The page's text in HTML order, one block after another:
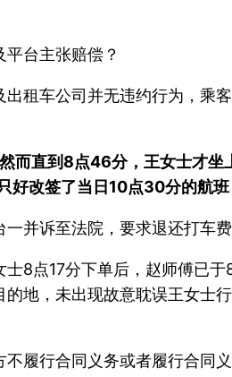
台主张赔偿？
租车公司并无违约行为，乘
直到8点46分，王女士才坐
改签了当日10点30分的航
并诉至法院，要求退还打车费
8点17分下单后，赵师傅已
地，未出现故意耽误王女士
履行合同义务或者履行合同